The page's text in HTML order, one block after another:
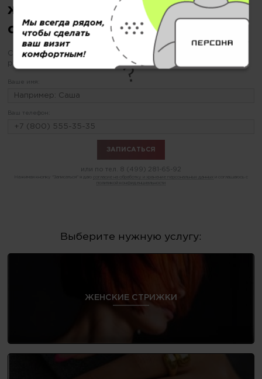
женщин, но еще не
определились?
С «ПЕРСОНОЙ» будьте уверены Ваш образ в надежных
руках
Ваше имя:
Ваш телефон:
или по тел. 8 (499) 281-65-92
Нажимая кнопку "Записаться" я даю согласие на обработку и хранение персональных данных
политикой конфиденциальности
Выберите нужную услугу:
ЖЕНСКИЕ СТРИЖКИ
Мы всегда рядом,
чтобы сделать
ваш визит
комфортным!